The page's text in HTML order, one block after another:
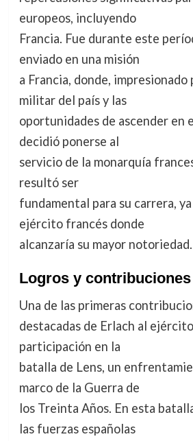
europeos, incluyendo
Francia. Fue durante este
enviado en una misión
a Francia, donde,
militar del país y las
oportunidades de ascender en
decidió ponerse al
servicio de la monarquía
resultó ser
fundamental para su carrera,
ejército francés donde
alcanzaría su mayor notoriedad.
Logros y contribuciones
Una de las primeras
destacadas de Erlach al
participación en la
batalla de Lens, un
marco de la Guerra de
los Treinta Años. En esta
las fuerzas españolas